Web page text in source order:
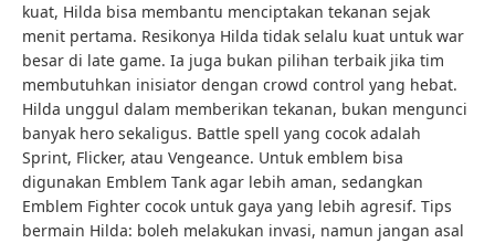
kuat, Hilda bisa membantu menciptakan tekanan sejak
menit pertama. Resikonya Hilda tidak selalu kuat untuk war
besar di late game. Ia juga bukan pilihan terbaik jika tim
membutuhkan inisiator dengan crowd control yang hebat.
Hilda unggul dalam memberikan tekanan, bukan mengunci
banyak hero sekaligus. Battle spell yang cocok adalah
Sprint, Flicker, atau Vengeance. Untuk emblem bisa
digunakan Emblem Tank agar lebih aman, sedangkan
Emblem Fighter cocok untuk gaya yang lebih agresif. Tips
bermain Hilda: boleh melakukan invasi, namun jangan asal